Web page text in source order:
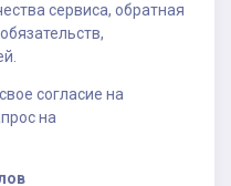
сервиса, обратная
согласие на
на